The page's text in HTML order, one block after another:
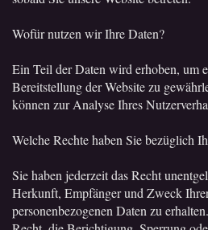
Wofür nutzen wir Ihre Daten?
Ein Teil der Daten wird erhoben, um
Bereitstellung der Website zu
können zur Analyse Ihres
Welche Rechte haben Sie bezüglich
Sie haben jederzeit das Recht
Herkunft, Empfänger und Zweck
personenbezogenen Daten zu